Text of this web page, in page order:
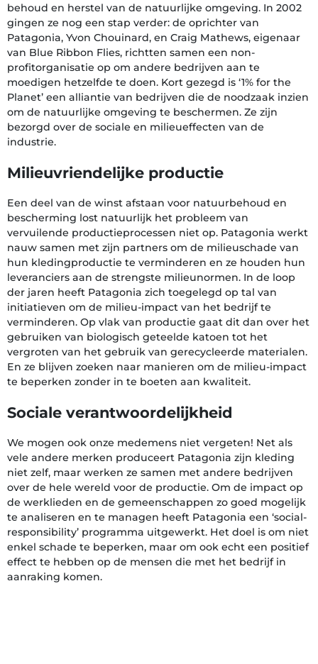
behoud en herstel van de natuurlijke omgeving. In 2002
gingen ze nog een stap verder: de oprichter van
Patagonia, Yvon Chouinard, en Craig Mathews, eigenaar
van Blue Ribbon Flies, richtten samen een non-
profitorganisatie op om andere bedrijven aan te
moedigen hetzelfde te doen. Kort gezegd is ‘1% for the
Planet’ een alliantie van bedrijven die de noodzaak inzien
om de natuurlijke omgeving te beschermen. Ze zijn
bezorgd over de sociale en milieueffecten van de
industrie.
Milieuvriendelijke productie
Een deel van de winst afstaan voor natuurbehoud en
bescherming lost natuurlijk het probleem van
vervuilende productieprocessen niet op. Patagonia werkt
nauw samen met zijn partners om de milieuschade van
hun kledingproductie te verminderen en ze houden hun
leveranciers aan de strengste milieunormen. In de loop
der jaren heeft Patagonia zich toegelegd op tal van
initiatieven om de milieu-impact van het bedrijf te
verminderen. Op vlak van productie gaat dit dan over het
gebruiken van biologisch geteelde katoen tot het
vergroten van het gebruik van gerecycleerde materialen.
En ze blijven zoeken naar manieren om de milieu-impact
te beperken zonder in te boeten aan kwaliteit.
Sociale verantwoordelijkheid
We mogen ook onze medemens niet vergeten! Net als
vele andere merken produceert Patagonia zijn kleding
niet zelf, maar werken ze samen met andere bedrijven
over de hele wereld voor de productie. Om de impact op
de werklieden en de gemeenschappen zo goed mogelijk
te analiseren en te managen heeft Patagonia een ‘social-
responsibility’ programma uitgewerkt. Het doel is om niet
enkel schade te beperken, maar om ook echt een positief
effect te hebben op de mensen die met het bedrijf in
aanraking komen.